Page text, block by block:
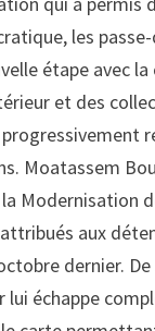
les
étape avec
et des
Moatassem
Modernisation
aux
dernier.
échappe